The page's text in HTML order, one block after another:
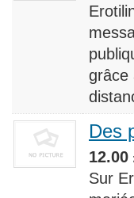
grâce
Des
Sur